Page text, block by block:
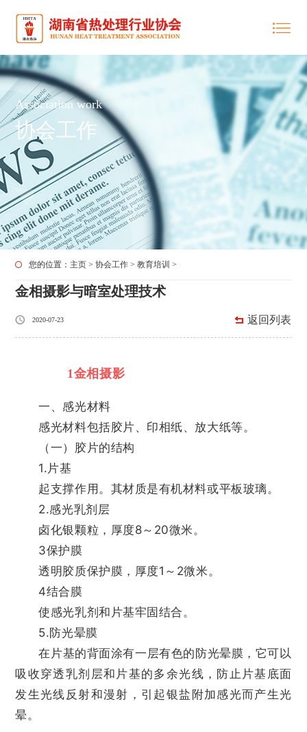
Association work
协会工作
您的位置： 主页 >协会工作 >教育培训 >
金相摄影与暗室处理技术
2020-07-23 返回列表
1金相摄影
一、感光材料
感光材料包括胶片、印相纸、放大纸等。
（一）胶片的结构
1.片基
起支撑作用。其材质是有机材料或平板玻璃。
2.感光乳剂层
卤化银颗粒，厚度8～20微米。
3保护膜
透明胶质保护膜，厚度1～2微米。
4结合膜
使感光乳剂和片基牢固结合。
5.防光晕膜
在片基的背面涂有一层有色的防光晕膜，它可以
吸收穿透乳剂层和片基的多余光线，防止片基底面
发生光线反射和漫射，引起银盐附加感光而产生光
晕。